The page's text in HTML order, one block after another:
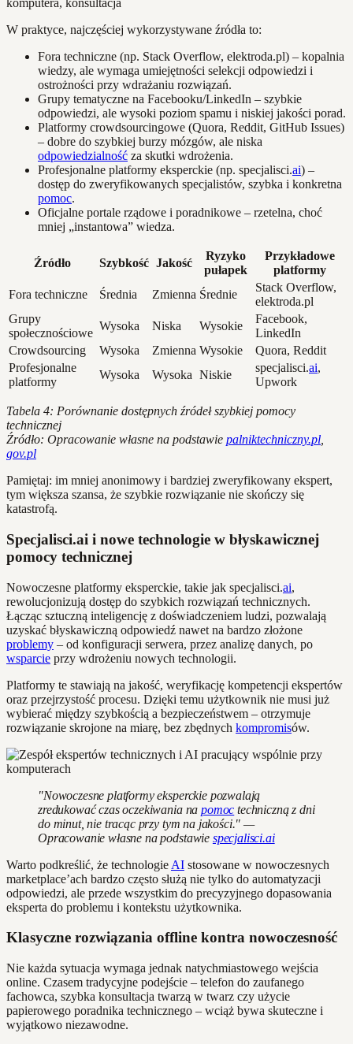
W praktyce, najczęściej wykorzystywane źródła to:
Fora techniczne (np. Stack Overflow, elektroda.pl) – kopalnia
wiedzy, ale wymaga umiejętności selekcji odpowiedzi i
ostrożności przy wdrażaniu rozwiązań.
Grupy tematyczne na Facebooku/LinkedIn – szybkie
odpowiedzi, ale wysoki poziom spamu i niskiej jakości porad.
Platformy crowdsourcingowe (Quora, Reddit, GitHub Issues)
– dobre do szybkiej burzy mózgów, ale niska
odpowiedzialność za skutki wdrożenia.
Profesjonalne platformy eksperckie (np. specjalisci.ai) –
dostęp do zweryfikowanych specjalistów, szybka i konkretna
pomoc.
Oficjalne portale rządowe i poradnikowe – rzetelna, choć
mniej „instantowa” wiedza.
Źródło Szybkość Jakość
Ryzyko
pułapek
Przykładowe
platformy
Fora techniczne
Średnia Zmienna Średnie
Stack Overflow,
elektroda.pl
Grupy
społecznościowe
Wysoka Niska Wysokie
Facebook,
LinkedIn
Crowdsourcing
Wysoka Zmienna Wysokie
Quora, Reddit
Profesjonalne
platformy
Wysoka Wysoka Niskie
specjalisci.ai,
Upwork
Tabela 4: Porównanie dostępnych źródeł szybkiej pomocy
technicznej
Źródło: Opracowanie własne na podstawie palniktechniczny.pl
gov.pl
Pamiętaj: im mniej anonimowy i bardziej zweryfikowany ekspert,
tym większa szansa, że szybkie rozwiązanie nie skończy się
katastrofą.
Specjalisci.ai i nowe technologie w błyskawicznej
pomocy technicznej
Nowoczesne platformy eksperckie, takie jak specjalisci.ai,
rewolucjonizują dostęp do szybkich rozwiązań technicznych.
Łącząc sztuczną inteligencję z doświadczeniem ludzi, pozwalają
uzyskać błyskawiczną odpowiedź nawet na bardzo złożone
problemy – od konfiguracji serwera, przez analizę danych, po
wsparcie przy wdrożeniu nowych technologii.
Platformy te stawiają na jakość, weryfikację kompetencji ekspertów
oraz przejrzystość procesu. Dzięki temu użytkownik nie musi już
wybierać między szybkością a bezpieczeństwem – otrzymuje
rozwiązanie skrojone na miarę, bez zbędnych kompromisów.
"Nowoczesne platformy eksperckie pozwalają
zredukować czas oczekiwania napomoc techniczną z dni
do minut, nie tracąc przy tym na jakości." —
Opracowanie własne na podstawie specjalisci.ai
Warto podkreślić, że technologie AI stosowane w nowoczesnych
marketplace’ach bardzo często służą nie tylko do automatyzacji
odpowiedzi, ale przede wszystkim do precyzyjnego dopasowania
eksperta do problemu i kontekstu użytkownika.
Klasyczne rozwiązania offline kontra nowoczesność
Nie każda sytuacja wymaga jednak natychmiastowego wejścia
online. Czasem tradycyjne podejście – telefon do zaufanego
fachowca, szybka konsultacja twarzą w twarz czy użycie
papierowego poradnika technicznego – wciąż bywa skuteczne i
wyjątkowo niezawodne.